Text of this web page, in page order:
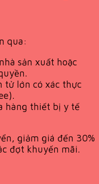
qua:
sản xuất hoặc
tử lớn có xác thực
hàng thiết bị y tế
giảm giá đến 30%
đợt khuyến mãi.